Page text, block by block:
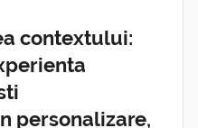
contextului:
personalizare,